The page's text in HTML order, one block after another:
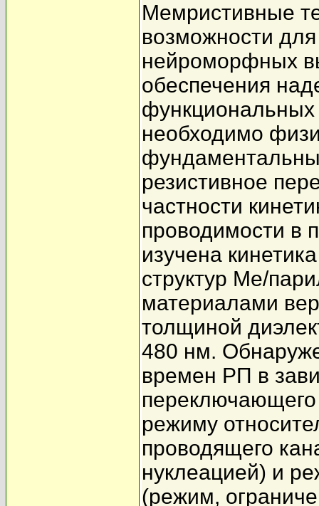
Мемристивные
возможности
нейроморфных
обеспечения
функциональных
необходимо
резистивное
частности
проводимости в
изучена
структур Me/
материалами
толщиной
480 нм.
времен РП в
режиму
проводящего
нуклеацией) и
(режим,